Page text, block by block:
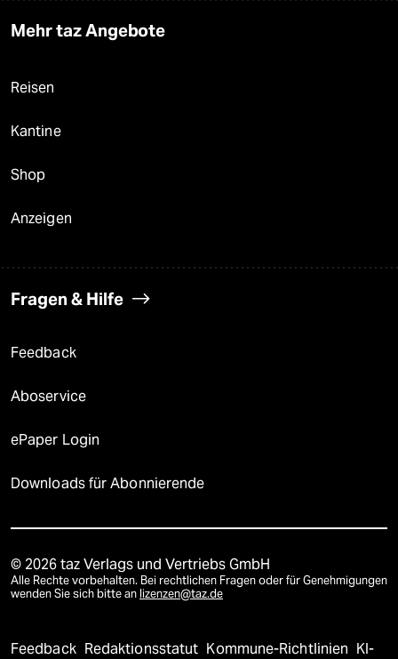
Mehr taz Angebote
Reisen
Kantine
Shop
Anzeigen
Fragen & Hilfe
Feedback
Aboservice
ePaper Login
Downloads für Abonnierende
© 2026 taz Verlags und Vertriebs GmbH
Alle Rechte vorbehalten. Bei rechtlichen Fragen oder für Genehmigungen
wenden Sie sich bitte an lizenzen@taz.de
Feedback Redaktionsstatut Kommune-Richtlinien KI-